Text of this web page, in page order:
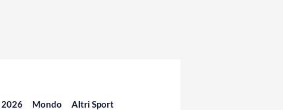
Mondo Altri Sport